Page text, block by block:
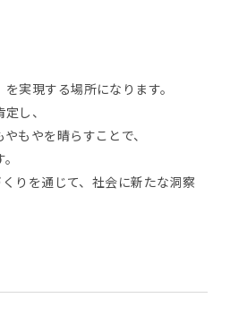
実現する場所になります。
し、
もやを晴らすことで、
りを通じて、社会に新たな洞察